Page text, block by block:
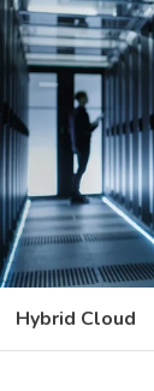
Hybrid Cloud